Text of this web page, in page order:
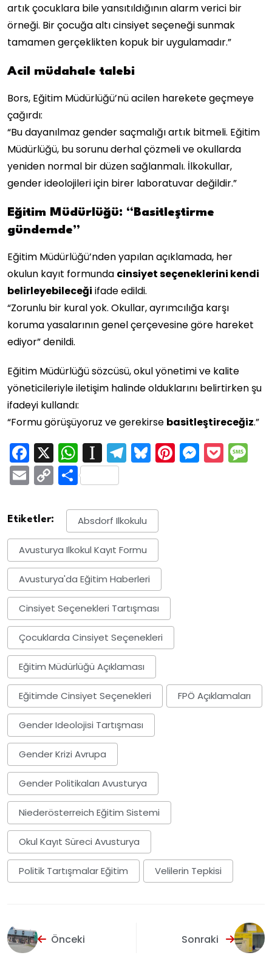
artık çocuklara bile yansıtıldığının alarm verici bir
örneği. Bir çocuğa altı cinsiyet seçeneği sunmak
tamamen gerçeklikten kopuk bir uygulamadır.”
Acil müdahale talebi
Bors, Eğitim Müdürlüğü’nü acilen harekete geçmeye
çağırdı:
“Bu dayanılmaz gender saçmalığı artık bitmeli. Eğitim
Müdürlüğü, bu sorunu derhal çözmeli ve okullarda
yeniden normal bir düzen sağlanmalı. İlkokullar,
gender ideolojileri için birer laboratuvar değildir.”
Eğitim Müdürlüğü: “Basitleştirme
gündemde”
Eğitim Müdürlüğü’nden yapılan açıklamada, her
okulun kayıt formunda cinsiyet seçeneklerini kendi
belirleyebileceği ifade edildi.
“Zorunlu bir kural yok. Okullar, ayrımcılığa karşı
koruma yasalarının genel çerçevesine göre hareket
ediyor” denildi.
Eğitim Müdürlüğü sözcüsü, okul yönetimi ve kalite
yöneticileriyle iletişim halinde olduklarını belirtirken şu
ifadeyi kullandı:
“Formu görüşüyoruz ve gerekirse basitleştireceğiz.”
Facebook
X WhatsApp
Instapaper
Telegram
Bluesky
Pinterest
EmailCopy
Link
Share
Etiketler: Absdorf Ilkokulu
Avusturya Ilkokul Kayıt Formu
Avusturya'da Eğitim Haberleri
Cinsiyet Seçenekleri Tartışması
Çocuklarda Cinsiyet Seçenekleri
Eğitim Müdürlüğü Açıklaması
Eğitimde Cinsiyet Seçenekleri FPÖ Açıklamaları
Gender Ideolojisi Tartışması
Gender Krizi Avrupa
Gender Politikaları Avusturya
Niederösterreich Eğitim Sistemi
Okul Kayıt Süreci Avusturya
Politik Tartışmalar Eğitim Velilerin Tepkisi
Önceki Sonraki